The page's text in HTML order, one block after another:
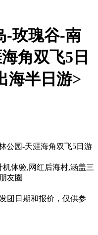
-玫瑰谷-南
角双飞5日
海半日游>
公园-天涯海角双飞5日游
体验,网红后海村,涵盖三
友圈
团日期和报价，仅供参